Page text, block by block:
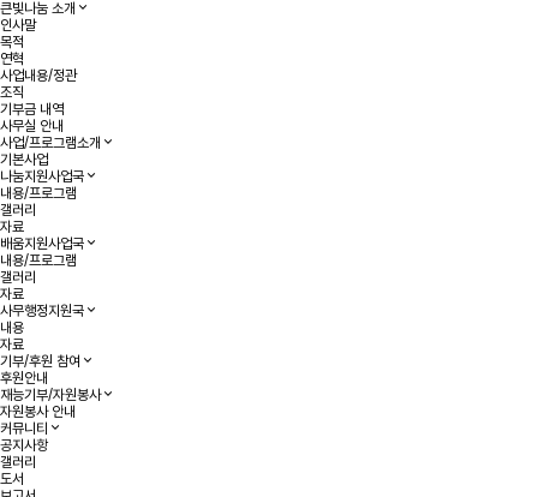
큰빛나눔 소개
인사말
목적
연혁
사업내용/정관
조직
기부금 내역
사무실 안내
사업/프로그램소개
기본사업
나눔지원사업국
내용/프로그램
갤러리
자료
배움지원사업국
내용/프로그램
갤러리
자료
사무행정지원국
내용
자료
기부/후원 참여
후원안내
재능기부/자원봉사
자원봉사 안내
커뮤니티
공지사항
갤러리
도서